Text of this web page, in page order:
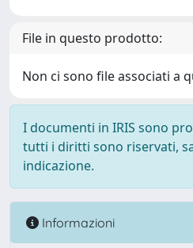
File in questo prodotto:
Non ci sono file associati a
I documenti in IRIS sono
tutti i diritti sono riservati,
indicazione.
Informazioni